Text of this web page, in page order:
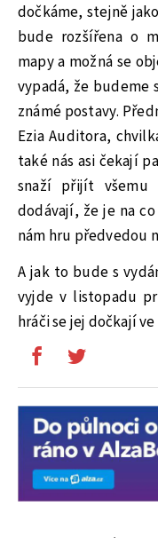
dočkáme, stejně
bude rozšířena o
mapy a možná se
vypadá, že budeme
známé postavy.
Ezia Auditora,
také nás asi čekají
snaží přijít všemu
dodávají, že je na
nám hru předvedou
A jak to bude s
vyjde v listopadu
hráči se jej dočkají